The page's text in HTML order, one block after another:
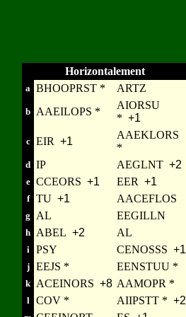
Horizontalement
a BHOOPRST * ARTZ
b AAEILOPS *
AIORSU
* +1
c EIR +1
AAEKLORS
*
d IP AEGLNT +2
e CCEORS +1 EER +1
f TU +1 AACEFLOS
g AL EEGILLN
h ABEL +2 AL
i PSY CENOSSS +1
j EEJS * EENSTUU *
k ACEINORS +8 AAMOPR *
l COV * AIIPSTT * +2